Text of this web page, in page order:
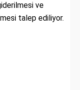
ve
talep ediliyor.